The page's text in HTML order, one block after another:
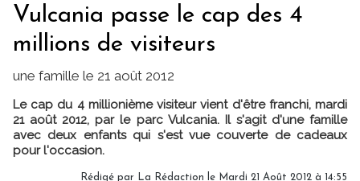
Vulcania passe le cap des 4
millions de visiteurs
une famille le 21 août 2012
Le cap du 4 millionième visiteur vient d'être franchi, mardi
21 août 2012, par le parc Vulcania. Il s'agit d'une famille
avec deux enfants qui s'est vue couverte de cadeaux
pour l'occasion.
Rédigé par La Rédaction le Mardi 21 Août 2012 à 14:55